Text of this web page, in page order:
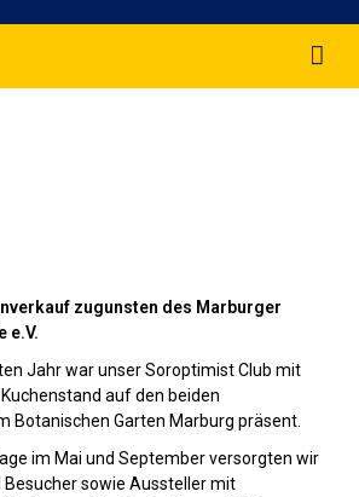
zugunsten des Marburger
e.V.
Jahr war unser Soroptimist Club mit
auf den beiden
Botanischen Garten Marburg präsent.
im Mai und September versorgten wir
Besucher sowie Aussteller mit